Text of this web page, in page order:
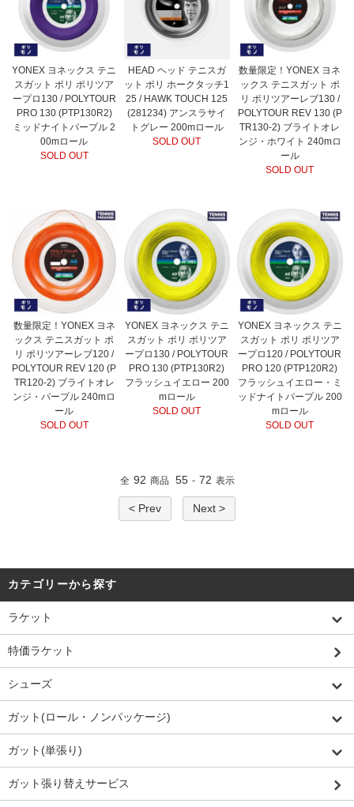
YONEX ヨネックス テニ
スガット ポリ ポリツア
ープロ130 / POLYTOUR
PRO 130 (PTP130R2)
ミッドナイトパープル 2
00mロール
SOLD OUT
HEAD ヘッド テニスガ
ット ポリ ホークタッチ1
25 / HAWK TOUCH 125
(281234) アンスラサイ
トグレー 200mロール
SOLD OUT
数量限定！YONEX ヨネ
ックス テニスガット ポ
リ ポリツアーレブ130 /
POLYTOUR REV 130 (P
TR130-2) ブライトオレ
ンジ・ホワイト 240mロ
ール
SOLD OUT
数量限定！YONEX ヨネ
ックス テニスガット ポ
リ ポリツアーレブ120 /
POLYTOUR REV 120 (P
TR120-2) ブライトオレ
ンジ・パープル 240mロ
ール
SOLD OUT
YONEX ヨネックス テニ
スガット ポリ ポリツア
ープロ130 / POLYTOUR
PRO 130 (PTP130R2)
フラッシュイエロー 200
mロール
SOLD OUT
YONEX ヨネックス テニ
スガット ポリ ポリツア
ープロ120 / POLYTOUR
PRO 120 (PTP120R2)
フラッシュイエロー・ミ
ッドナイトパープル 200
mロール
SOLD OUT
全 92 商品 55 - 72 表示
< Prev Next >
カテゴリーから探す
ラケット
特価ラケット
シューズ
ガット(ロール・ノンパッケージ)
ガット(単張り)
ガット張り替えサービス